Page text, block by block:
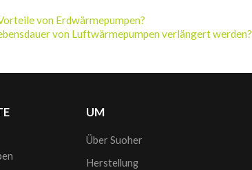
von Erdwärmepumpen?
von Luftwärmepumpen verlängert werden?
UM
Über Suoher
Herstellung